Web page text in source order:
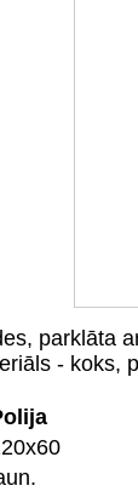
parklāta
- koks,